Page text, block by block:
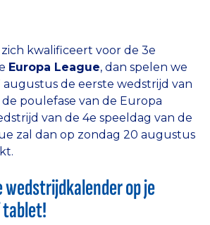
kwalificeert voor de 3e
Europa League, dan spelen we
augustus de eerste wedstrijd van
poulefase van de Europa
van de 4e speeldag van de
zal dan op zondag 20 augustus
wedstrijdkalender op je